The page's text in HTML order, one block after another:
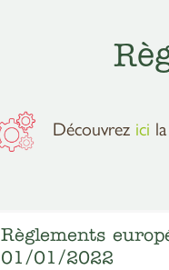
Découvrez ici
Règlements
01/01/2022